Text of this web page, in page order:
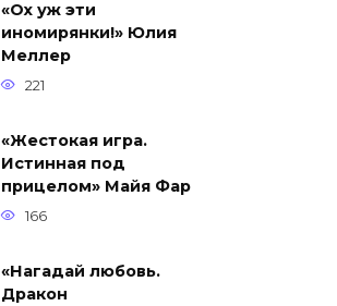
«Ох уж эти
иномирянки!» Юлия
Меллер
221
«Жестокая игра.
Истинная под
прицелом» Майя Фар
166
«Нагадай любовь.
Дракон